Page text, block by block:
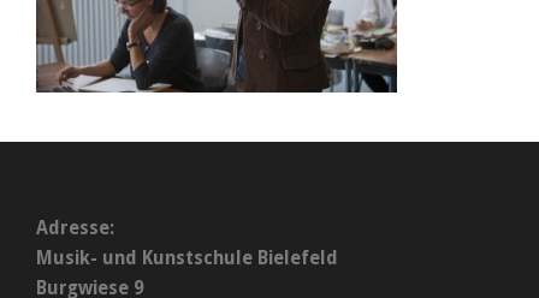
Adresse:
Musik- und Kunstschule Bielefeld
Burgwiese 9